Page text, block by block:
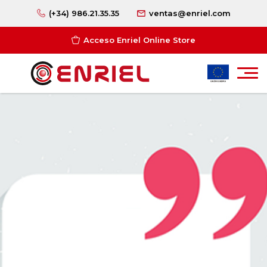
(+34) 986.21.35.35 ventas@enriel.com
Acceso Enriel Online Store